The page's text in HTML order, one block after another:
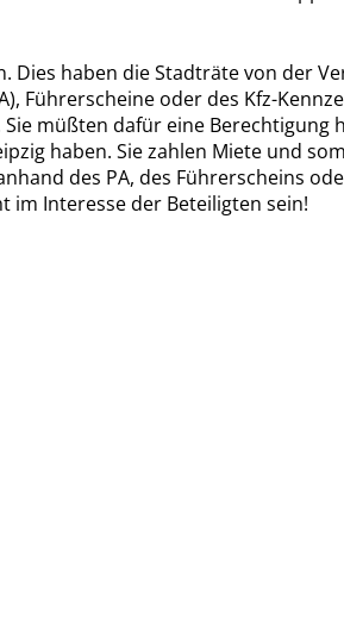
haben die Stadträte von der
Führerscheine oder des Kfz-
müßten dafür eine Berechtigung
haben. Sie zahlen Miete und
des PA, des Führerscheins
im Interesse der Beteiligten sein!